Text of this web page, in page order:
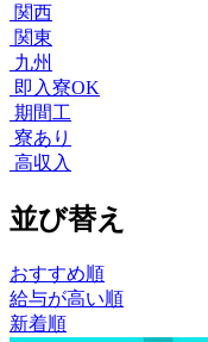
関西
関東
九州
即入寮OK
期間工
寮あり
高収入
並び替え
おすすめ順
給与が高い順
新着順